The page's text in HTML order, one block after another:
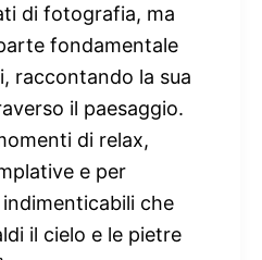
di fotografia, ma
fondamentale
raccontando la sua
il paesaggio.
di relax,
e per
che
il cielo e le pietre